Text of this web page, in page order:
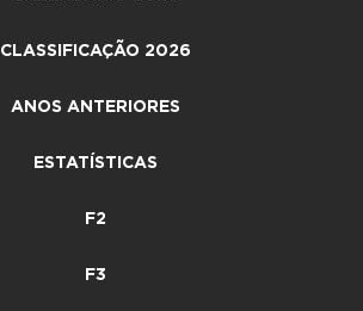
CLASSIFICAÇÃO 2026
ANOS ANTERIORES
ESTATÍSTICAS
F2
F3